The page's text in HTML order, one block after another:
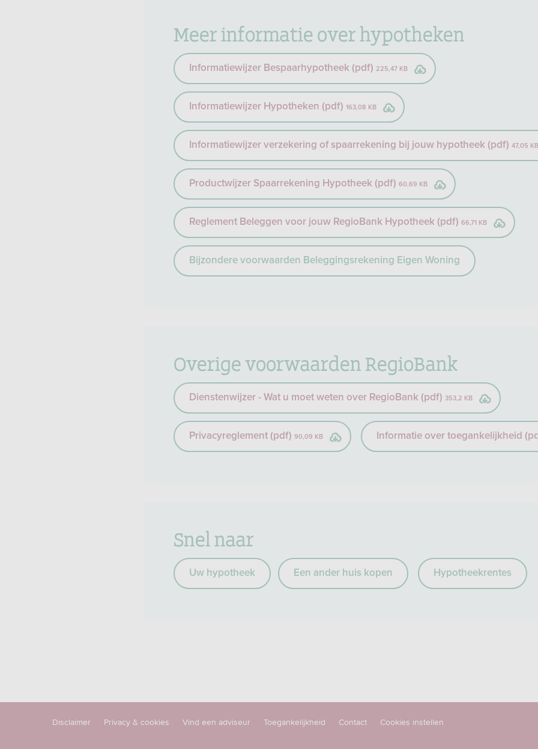
Meer informatie over hypotheken
Informatiewijzer Bespaarhypotheek (pdf) 225,47 KB
Informatiewijzer Hypotheken (pdf) 163,08 KB
Informatiewijzer verzekering of spaarrekening bij jouw hypotheek (pdf) 47,05 KB
Productwijzer Spaarrekening Hypotheek (pdf) 60,69 KB
Reglement Beleggen voor jouw RegioBank Hypotheek (pdf) 66,71 KB
Bijzondere voorwaarden Beleggingsrekening Eigen Woning
Overige voorwaarden RegioBank
Dienstenwijzer - Wat u moet weten over RegioBank (pdf) 353,2 KB
Privacyreglement (pdf) 90,09 KB Informatie over toegankelijkheid
Snel naar
Uw hypotheek Een ander huis kopen Hypotheekrentes
Disclaimer Privacy & cookies Vind een adviseur Toegankelijkheid Contact Cookies instellen